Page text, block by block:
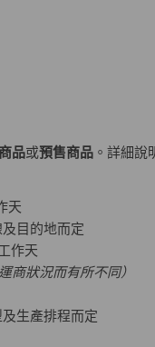
品或預售商品 。詳細說
天
目的地而定
作天
商狀況而有所不同）
生產排程而定